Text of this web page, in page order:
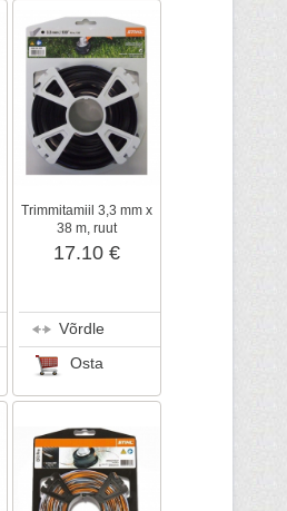
Trimmitamiil 3,3 mm x
38 m, ruut
17.10 €
Võrdle
Osta